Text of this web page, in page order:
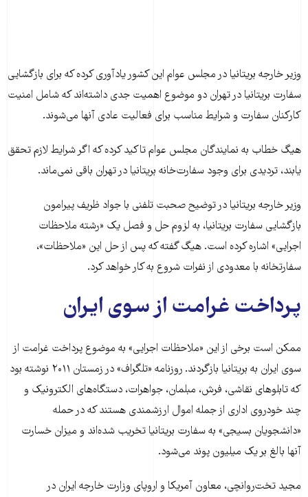
وزیر خارجه بریتانیا در مجلس عوام این کشور یادآوری کرده که برای بازگشایی
سفارت بریتانیا در تهران دو موضوع اهمیت جدی داشته‌اند که شامل امنیت
کارکنان سفارت و شرایط مناسب برای فعالیت عادی آنها می‌شوند.
هیگ خطاب به نمایندگان مجلس عوام تاکید کرده که اگر شرایط لازم تحقق
یابند، تردیدی برای وجود سفارت‌خانه بریتانیا در تهران باقی نمی‌ماند.
وزیر خارجه بریتانیا در توضیح صحبت تلفنی با جواد ظریف پیرامون
بازگشایی سفارت بریتانیا، به لزوم حل و فصل یک «رشته ملاحظات
اجرایی» اشاره کرده است. هیگ گفته که پس از حل این «ملاحظات»،
سفارتخانه با معدودی از نفرات شروع به کار خواهد کرد.
پرداخت غرامت از سوی ایران
ممکن است برخی از این «ملاحظات اجرایی» به موضوع پرداخت غرامت از
سوی ایران به بریتانیا بازگردند. روزنامه «تلگراف» در زمستان ۲۰۱۱ نوشته بود
که تابلوهای نقاشی، فرش، مبلمان، جواهرات، دستگاه‌های الکترونیک و
چند خودروی اداری از جمله اموال ارزشمندی هستند که در حمله
«دانشجویان بسیجی» به سفارت بریتانیا تخریب شده‌اند و میزان خسارت
آنها بالغ بر یک میلیون پوند می‌شود.
مجید تخت‌روانچی، معاون آمریکا و اروپای وزارت خارجه ایران در